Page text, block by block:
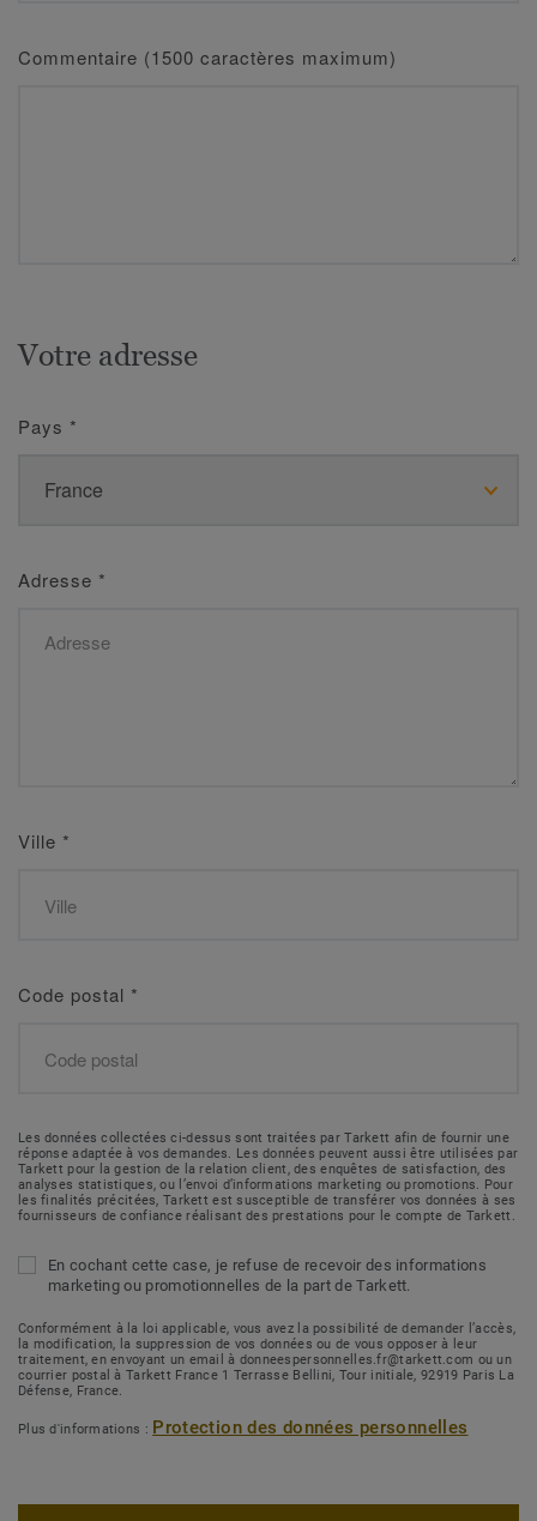
Commentaire (1500 caractères maximum)
Votre adresse
Pays *
Adresse *
Ville *
Code postal *
Les données collectées ci-dessus sont traitées par Tarkett afin de fournir une
réponse adaptée à vos demandes. Les données peuvent aussi être utilisées par
Tarkett pour la gestion de la relation client, des enquêtes de satisfaction, des
analyses statistiques, ou l’envoi d’informations marketing ou promotions. Pour
les finalités précitées, Tarkett est susceptible de transférer vos données à ses
fournisseurs de confiance réalisant des prestations pour le compte de Tarkett.
En cochant cette case, je refuse de recevoir des informations
marketing ou promotionnelles de la part de Tarkett.
Conformément à la loi applicable, vous avez la possibilité de demander l’accès,
la modification, la suppression de vos données ou de vous opposer à leur
traitement, en envoyant un email à donneespersonnelles.fr@tarkett.com ou un
courrier postal à Tarkett France 1 Terrasse Bellini, Tour initiale, 92919 Paris La
Défense, France.
Plus d'informations : Protection des données personnelles